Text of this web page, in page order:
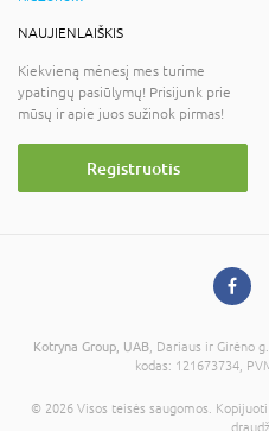
NAUJIENLAIŠKIS
Kiekvieną mėnesį mes turime
ypatingų pasiūlymų! Prisijunk prie
mūsų ir apie juos sužinok pirmas!
Registruotis
Kotryna Group, UAB , Dariaus ir Girėno
kodas: 121673734,
© 2026 Visos teisės saugomos.